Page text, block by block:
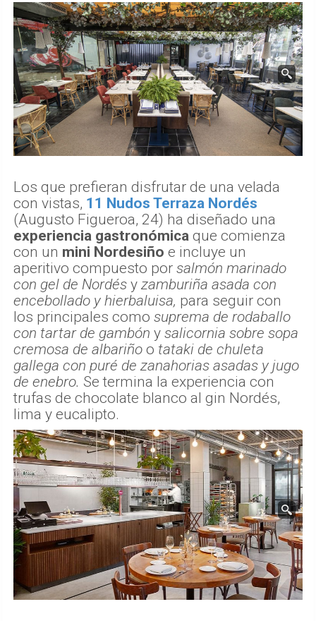
Los que prefieran disfrutar de una velada
con vistas, 11 Nudos Terraza Nordés
(Augusto Figueroa, 24) ha diseñado una
experiencia gastronómica que comienza
con un mini Nordesiño e incluye un
aperitivo compuesto por salmón marinado
con gel de Nordés y zamburiña asada con
encebollado y hierbaluisa, para seguir con
los principales como suprema de rodaballo
con tartar de gambón y salicornia sobre sopa
cremosa de albariño o tataki de chuleta
gallega con puré de zanahorias asadas y jugo
de enebro. Se termina la experiencia con
trufas de chocolate blanco al gin Nordés,
lima y eucalipto.